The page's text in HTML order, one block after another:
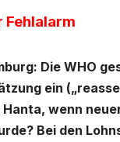
Fehlalarm
Die WHO
ein
wenn
Bei den